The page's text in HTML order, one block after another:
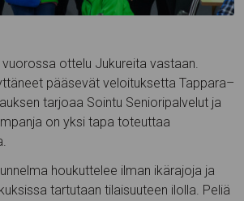
ottelu Jukureita vastaan.
pääsevät veloituksetta Tappara–
tarjoaa Sointu Senioripalvelut ja
on yksi tapa toteuttaa
houkuttelee ilman ikärajoja ja
tartutaan tilaisuuteen ilolla. Peliä